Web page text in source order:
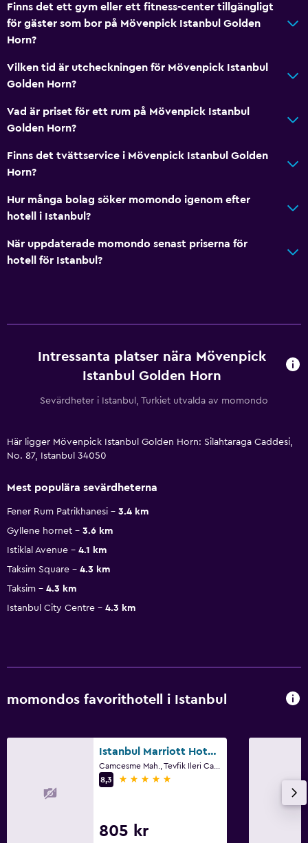
Finns det ett gym eller ett fitness-center tillgängligt
för gäster som bor på Mövenpick Istanbul Golden
Horn?
Vilken tid är utcheckningen för Mövenpick Istanbul
Golden Horn?
Vad är priset för ett rum på Mövenpick Istanbul
Golden Horn?
Finns det tvättservice i Mövenpick Istanbul Golden
Horn?
Hur många bolag söker momondo igenom efter
hotell i Istanbul?
När uppdaterade momondo senast priserna för
hotell för Istanbul?
Intressanta platser nära Mövenpick
Istanbul Golden Horn
Sevärdheter i Istanbul, Turkiet utvalda av momondo
Här ligger Mövenpick Istanbul Golden Horn: Silahtaraga Caddesi,
No. 87, Istanbul 34050
Mest populära sevärdheterna
Fener Rum Patrikhanesi
3.4 km
Gyllene hornet
3.6 km
Istiklal Avenue
4.1 km
Taksim Square
4.3 km
Taksim
4.3 km
Istanbul City Centre
4.3 km
momondos favorithotell i Istanbul
Istanbul Marriott Hotel Pendik
8,3
5 stjärnor
805 kr